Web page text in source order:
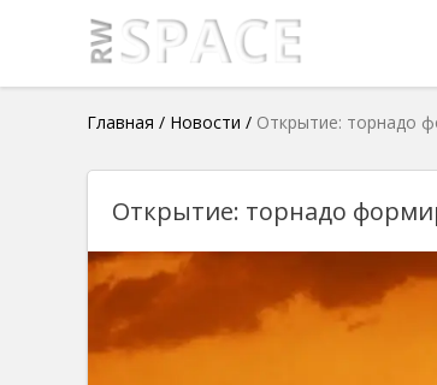
Главная / Новости / Открытие: торнадо
Открытие: торнадо